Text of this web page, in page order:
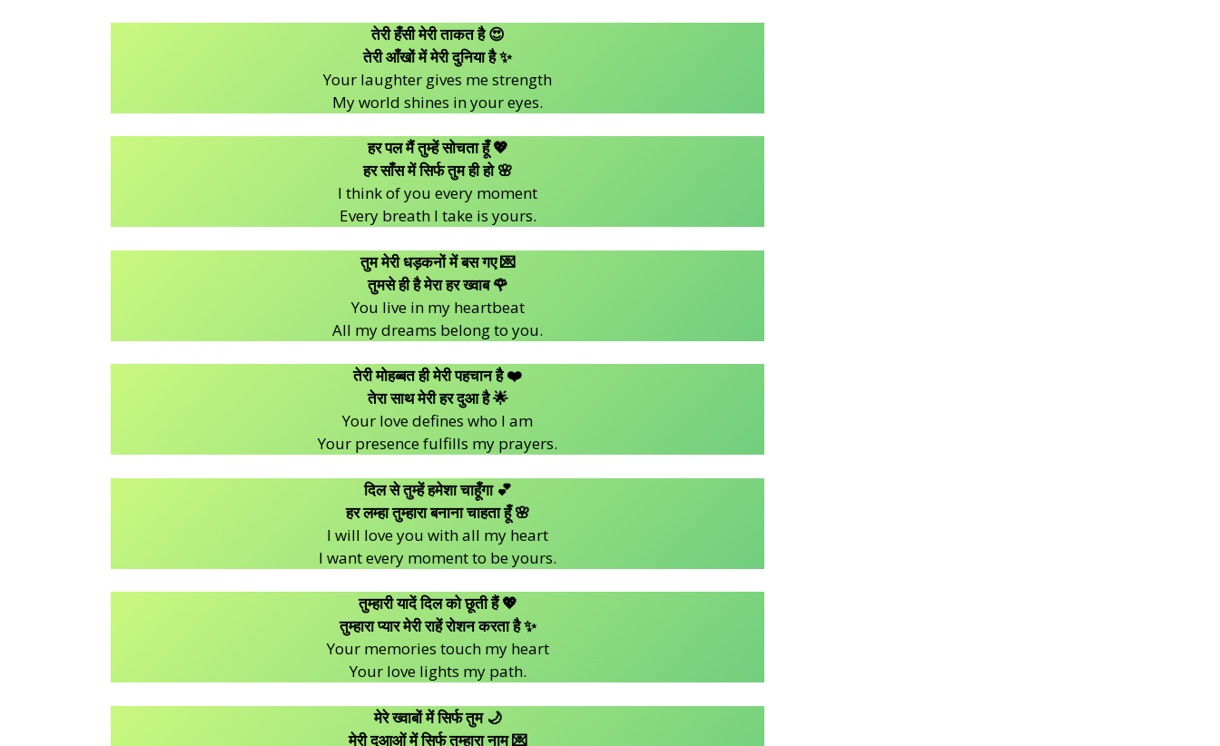
तेरी हँसी मेरी ताकत है 😍
तेरी आँखों में मेरी दुनिया है ✨
Your laughter gives me strength
My world shines in your eyes.
हर पल मैं तुम्हें सोचता हूँ 💖
हर साँस में सिर्फ तुम ही हो 🌸
I think of you every moment
Every breath I take is yours.
तुम मेरी धड़कनों में बस गए 💌
तुमसे ही है मेरा हर ख्वाब 🌹
You live in my heartbeat
All my dreams belong to you.
तेरी मोहब्बत ही मेरी पहचान है ❤️
तेरा साथ मेरी हर दुआ है 🌟
Your love defines who I am
Your presence fulfills my prayers.
दिल से तुम्हें हमेशा चाहूँगा 💕
हर लम्हा तुम्हारा बनाना चाहता हूँ 🌸
I will love you with all my heart
I want every moment to be yours.
तुम्हारी यादें दिल को छूती हैं 💖
तुम्हारा प्यार मेरी राहें रोशन करता है ✨
Your memories touch my heart
Your love lights my path.
मेरे ख्वाबों में सिर्फ तुम 🌙
मेरी दुआओं में सिर्फ तुम्हारा नाम 💌